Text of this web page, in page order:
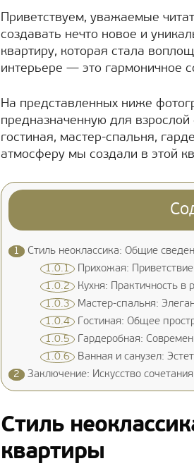
Приветствуем, уважаемые
создавать нечто новое и
квартиру, которая стала
интерьере — это гармоничное
На представленных ниже
предназначенную для
гостиная, мастер-спальня,
атмосферу мы создали в этой
1
Стиль неоклассика: Общие
1.0.1
Прихожая:
1.0.2
Кухня: Практичность в
1.0.3
Мастер-спальня:
1.0.4
Гостиная: Общее
1.0.5
Гардеробная:
1.0.6
Ванная и санузел:
2
Заключение: Искусство
Стиль
квартиры